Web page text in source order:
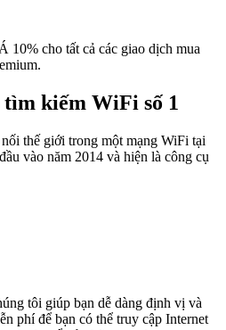
cho tất cả các giao dịch mua
kiếm WiFi số 1
thế giới trong một mạng WiFi tại
vào năm 2014 và hiện là công cụ
tôi giúp bạn dễ dàng định vị và
phí để bạn có thể truy cập Internet